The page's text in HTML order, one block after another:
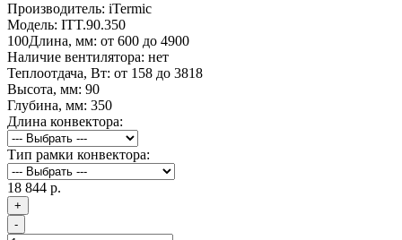
Производитель: iTermic
Модель: ITT.90.350
100Длина, мм: от 600 до 4900
Наличие вентилятора: нет
Теплоотдача, Вт: от 158 до 3818
Высота, мм: 90
Глубина, мм: 350
Длина конвектора:
Тип рамки конвектора:
18 844 р.
+
-